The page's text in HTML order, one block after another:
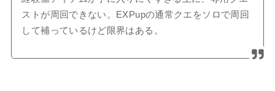
ストが周回できない。EXPupの通常クエをソロで周回
して補っているけど限界はある。